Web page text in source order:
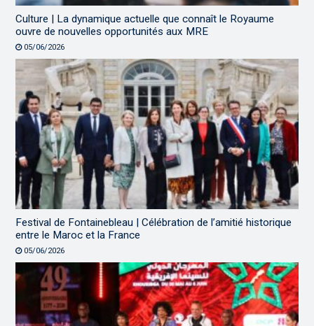
Culture | La dynamique actuelle que connaît le Royaume
ouvre de nouvelles opportunités aux MRE
05/06/2026
Festival de Fontainebleau | Célébration de l’amitié historique
entre le Maroc et la France
05/06/2026